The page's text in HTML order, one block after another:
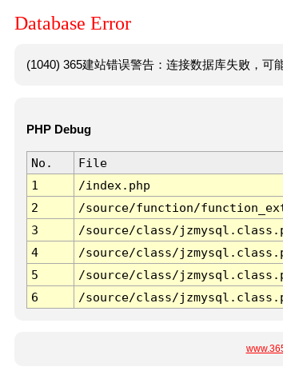
Database Error
(1040) 365建站错误警告：连接数据库失败，可
PHP Debug
No. File
1
/index.php
2
/source/function/
3
/source/class/
4
/source/class/
5
/source/class/
6
/source/class/